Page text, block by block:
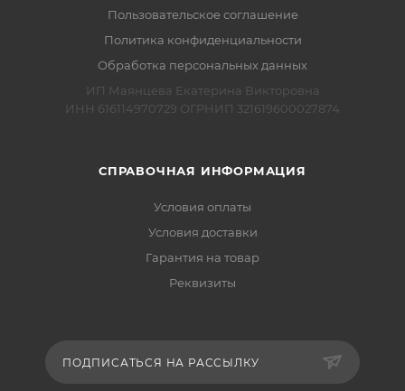
Пользовательское соглашение
Политика конфиденциальности
Обработка персональных данных
ИП Маянцева Екатерина Викторовна
ИНН 616114970729 ОГРНИП 321619600027874
СПРАВОЧНАЯ ИНФОРМАЦИЯ
Условия оплаты
Условия доставки
Гарантия на товар
Реквизиты
ПОДПИСАТЬСЯ НА РАССЫЛКУ